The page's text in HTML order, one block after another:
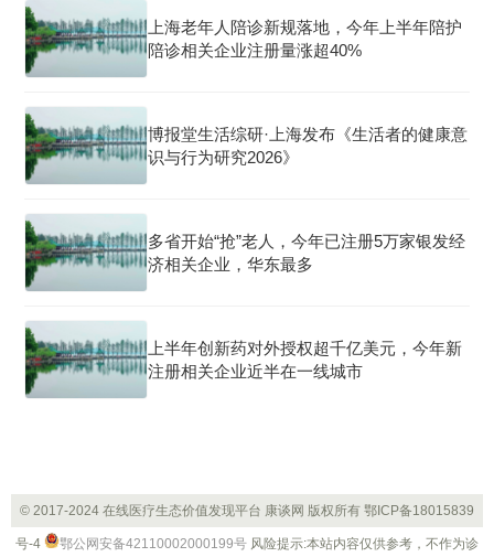
上海老年人陪诊新规落地，今年上半年陪护
陪诊相关企业注册量涨超40%
博报堂生活综研·上海发布《生活者的健康意
识与行为研究2026》
多省开始“抢”老人，今年已注册5万家银发经
济相关企业，华东最多
上半年创新药对外授权超千亿美元，今年新
注册相关企业近半在一线城市
© 2017-2024 在线医疗生态价值发现平台 康谈网 版权所有 鄂ICP备18015839
号-4 鄂公网安备42110002000199号 风险提示:本站内容仅供参考，不作为诊